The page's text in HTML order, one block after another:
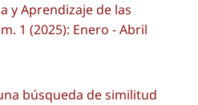
y Aprendizaje de las
1 (2025): Enero - Abril
búsqueda de similitud